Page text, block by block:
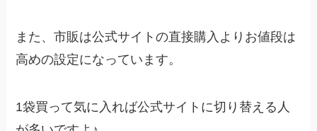
また、市販は公式サイトの直接購入よりお値段は
高めの設定になっています。
1袋買って気に入れば公式サイトに切り替える人